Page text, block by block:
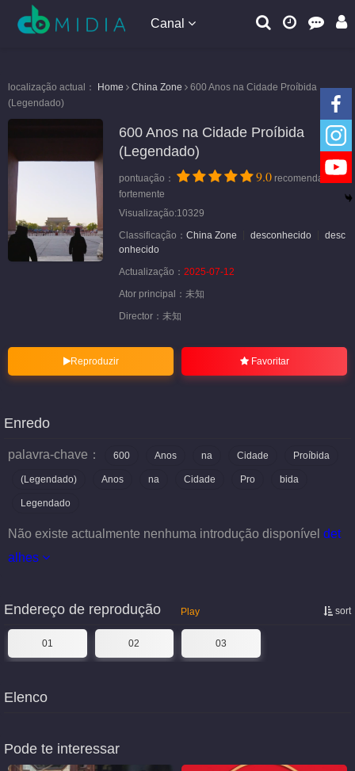
Canal
localização actual： Home China Zone
600 Anos na Cidade Proíbida
(Legendado)
600 Anos na Cidade Proíbida
(Legendado)
pontuação： 9.0 recomendar
fortemente
Visualização:10329
Classificação： China Zone desconhecido
desc
onhecido
Actualização： 2025-07-12
Ator principal： 未知
Director： 未知
Reproduzir Favoritar
Enredo
palavra-chave： 600 Anos na Cidade Proíbida
(Legendado) Anos na Cidade Pro bida
Legendado
Não existe actualmente nenhuma introdução disponível det
alhes
sort
Endereço de reprodução Play
01 02 03
Elenco
Pode te interessar